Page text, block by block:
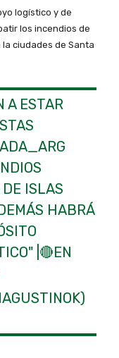
logístico y de
los incendios de
ciudades de Santa
A ESTAR
DE ISLAS
HABRÁ
|🔴EN